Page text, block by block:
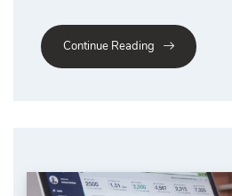
Continue Reading